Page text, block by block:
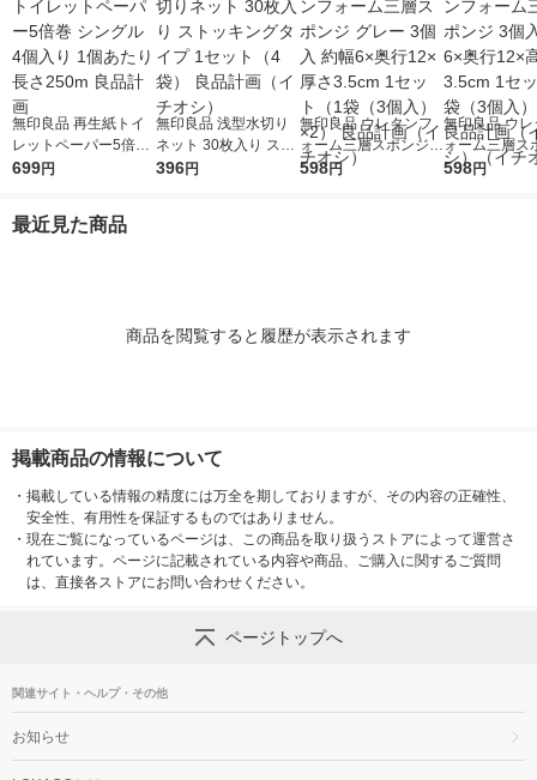
無印良品 再生紙トイ
レットペーパー5倍巻
シングル 4個入り 1個
699円
無印良品 浅型水切り
ネット 30枚入り スト
ッキングタイプ 1セッ
396円
無印良品 ウレタンフ
ォーム三層スポンジ
グレー 3個入 約幅6×
598円
無印良品 ウレ
ォーム三層ス
個入 約幅6×
598円
最近見た商品
商品を閲覧すると履歴が表示されます
掲載商品の情報について
・ 掲載している情報の精度には万全を期しておりますが、その内容の正確性、
安全性、有用性を保証するものではありません。
・ 現在ご覧になっているページは、この商品を取り扱うストアによって運営さ
れています。ページに記載されている内容や商品、ご購入に関するご質問
は、直接各ストアにお問い合わせください。
ページトップへ
関連サイト・ヘルプ・その他
お知らせ